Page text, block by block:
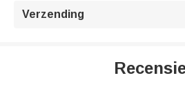
Verzending